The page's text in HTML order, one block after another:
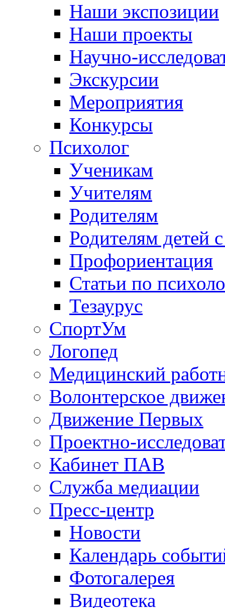
Наши экспозиции
Наши проекты
Научно-
Экскурсии
Мероприятия
Конкурсы
Психолог
Ученикам
Учителям
Родителям
Родителям детей
Профориентация
Статьи по
Тезаурус
СпортУм
Логопед
Медицинский
Волонтерское
Движение Первых
Проектно-
Кабинет ПАВ
Служба медиации
Пресс-центр
Новости
Календарь
Фотогалерея
Видеотека